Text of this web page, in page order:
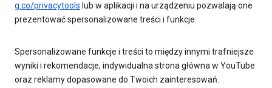
g.co/privacytools lub w aplikacji i na urządzeniu pozwalają one
prezentować spersonalizowane treści i funkcje.
Spersonalizowane funkcje i treści to między innymi trafniejsze
wyniki i rekomendacje, indywidualna strona główna w YouTube
oraz reklamy dopasowane do Twoich zainteresowań.